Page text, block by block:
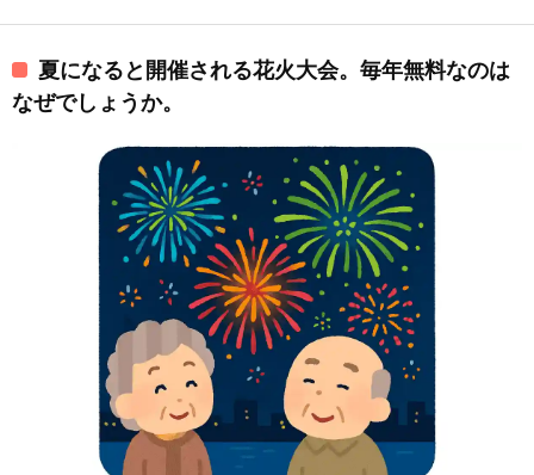
夏になると開催される花火大会。毎年無料なのは
なぜでしょうか。